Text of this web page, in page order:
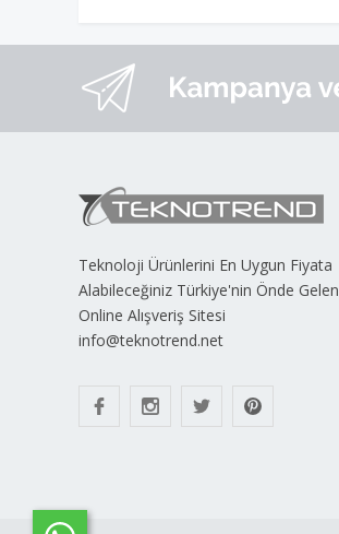
Teknoloji Ürünlerini En Uygun Fiyata
Alabileceğiniz Türkiye'nin Önde Gelen
Online Alışveriş Sitesi
info@teknotrend.net